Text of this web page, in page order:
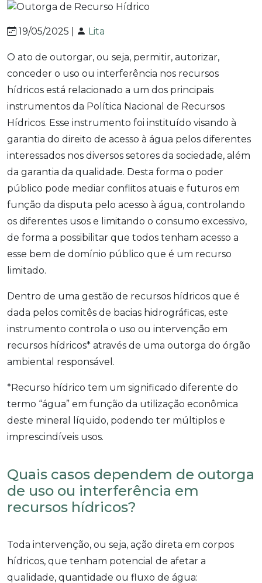
19/05/2025 | Lita
O ato de outorgar, ou seja, permitir, autorizar,
conceder o uso ou interferência nos recursos
hídricos está relacionado a um dos principais
instrumentos da Política Nacional de Recursos
Hídricos. Esse instrumento foi instituído visando à
garantia do direito de acesso à água pelos diferentes
interessados nos diversos setores da sociedade, além
da garantia da qualidade. Desta forma o poder
público pode mediar conflitos atuais e futuros em
função da disputa pelo acesso à água, controlando
os diferentes usos e limitando o consumo excessivo,
de forma a possibilitar que todos tenham acesso a
esse bem de domínio público que é um recurso
limitado.
Dentro de uma gestão de recursos hídricos que é
dada pelos comitês de bacias hidrográficas, este
instrumento controla o uso ou intervenção em
recursos hídricos* através de uma outorga do órgão
ambiental responsável.
*Recurso hídrico tem um significado diferente do
termo “água” em função da utilização econômica
deste mineral líquido, podendo ter múltiplos e
imprescindíveis usos.
Quais casos dependem de outorga
de uso ou interferência em
recursos hídricos?
Toda intervenção, ou seja, ação direta em corpos
hídricos, que tenham potencial de afetar a
qualidade, quantidade ou fluxo de água: